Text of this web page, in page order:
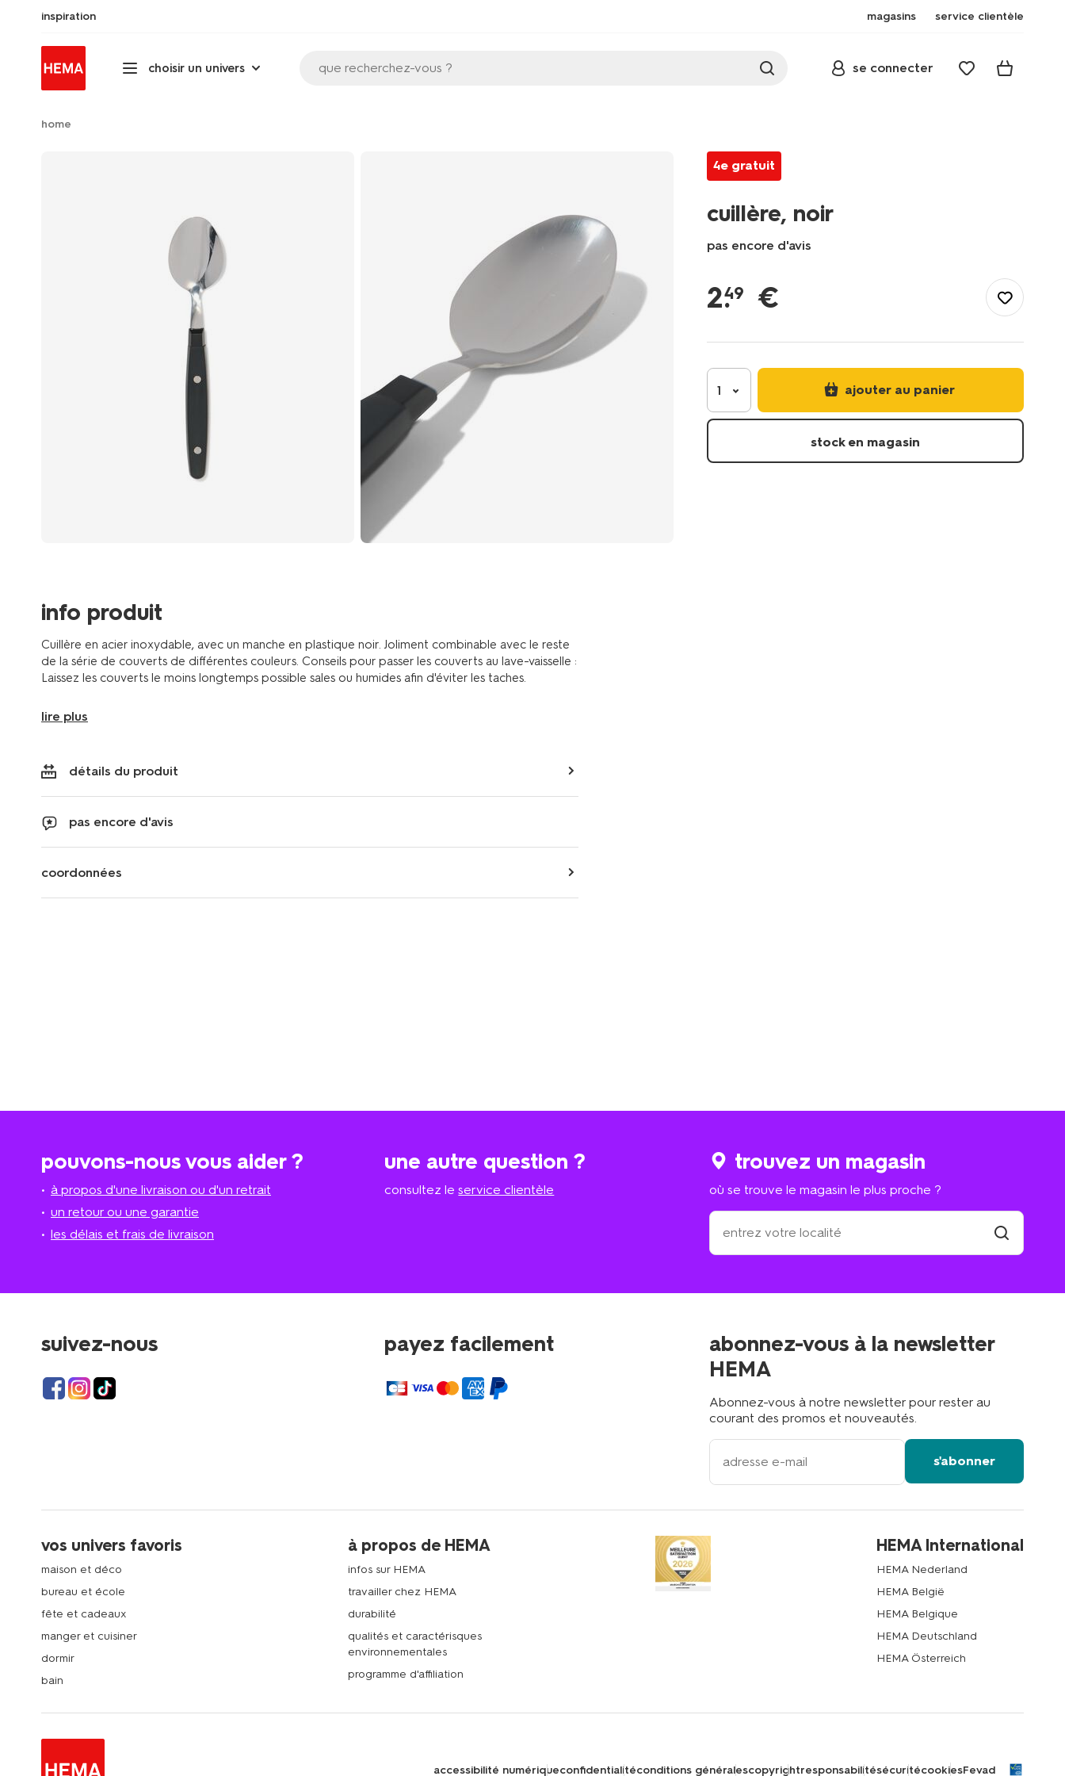
inspiration magasins service clientèle
choisir un univers que recherchez-vous ? se connecter
home
info produit
Cuillère en acier inoxydable, avec un manche en plastique noir. Joliment combinable avec le reste
de la série de couverts de différentes couleurs. Conseils pour passer les couverts au lave-vaisselle :
Laissez les couverts le moins longtemps possible sales ou humides afin d'éviter les taches.
lire plus
détails du produit
pas encore d'avis
coordonnées
4e gratuit
cuillère, noir
pas encore d'avis
en-
2.
49 €
1 ajouter au panier
stock en magasin
pouvons-nous vous aider ?
à propos d'une livraison ou d'un retrait
un retour ou une garantie
les délais et frais de livraison
une autre question ?
consultez leservice clientèle
trouvez un magasin
où se trouve le magasin le plus proche ?
où
trouve
le
?
trouver
suivez-nous payez facilement
abonnez-vous à la newsletter
HEMA
Abonnez-vous à notre newsletter pour rester au
courant des promos et nouveautés.
votre
adresse
s'abonner
vos univers favoris
maison et déco
bureau et école
fête et cadeaux
manger et cuisiner
dormir
bain
à propos de HEMA
infos sur HEMA
travailler chez HEMA
durabilité
qualités et caractérisques
environnementales
programme d'affiliation
HEMA International
HEMA Nederland
HEMA België
HEMA Belgique
HEMA Deutschland
HEMA Österreich
accessibilité numériqueconfidentialitéconditions généralescopyrightresponsabilitésécuritécookiesFevad